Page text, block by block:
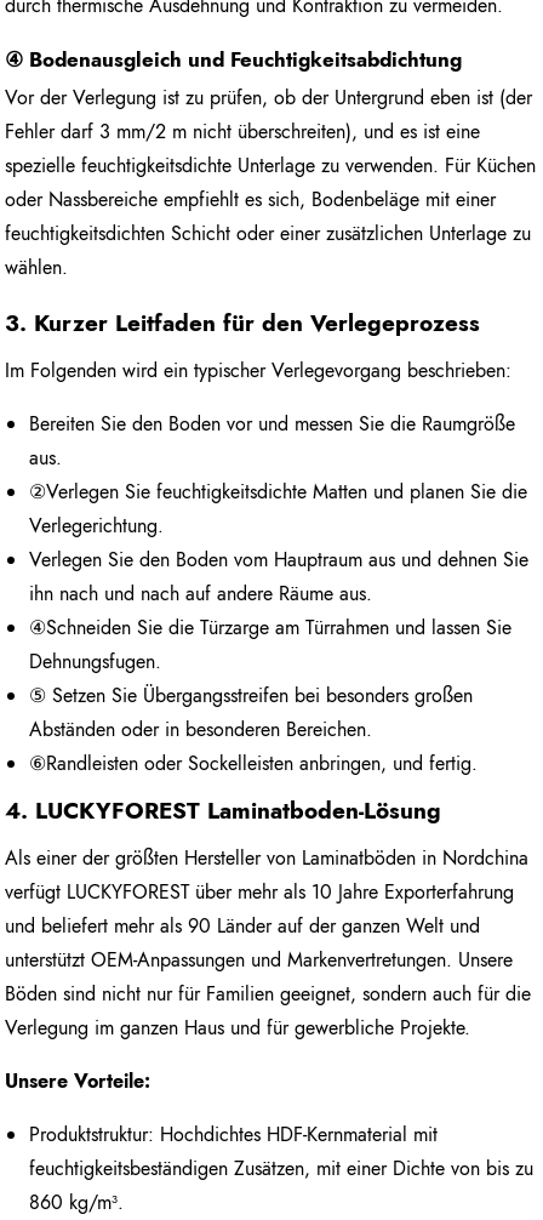
④ Bodenausgleich und Feuchtigkeitsabdichtung
Vor der Verlegung ist zu prüfen, ob der Untergrund eben ist (der
Fehler darf 3 mm/2 m nicht überschreiten), und es ist eine
spezielle feuchtigkeitsdichte Unterlage zu verwenden. Für Küchen
oder Nassbereiche empfiehlt es sich, Bodenbeläge mit einer
feuchtigkeitsdichten Schicht oder einer zusätzlichen Unterlage zu
wählen.
3. Kurzer Leitfaden für den Verlegeprozess
Im Folgenden wird ein typischer Verlegevorgang beschrieben:
Bereiten Sie den Boden vor und messen Sie die Raumgröße
aus.
②Verlegen Sie feuchtigkeitsdichte Matten und planen Sie die
Verlegerichtung.
Verlegen Sie den Boden vom Hauptraum aus und dehnen Sie
ihn nach und nach auf andere Räume aus.
④Schneiden Sie die Türzarge am Türrahmen und lassen Sie
Dehnungsfugen.
⑤ Setzen Sie Übergangsstreifen bei besonders großen
Abständen oder in besonderen Bereichen.
⑥Randleisten oder Sockelleisten anbringen, und fertig.
4. LUCKYFOREST Laminatboden-Lösung
Als einer der größten Hersteller von Laminatböden in Nordchina
verfügt LUCKYFOREST über mehr als 10 Jahre Exporterfahrung
und beliefert mehr als 90 Länder auf der ganzen Welt und
unterstützt OEM-Anpassungen und Markenvertretungen. Unsere
Böden sind nicht nur für Familien geeignet, sondern auch für die
Verlegung im ganzen Haus und für gewerbliche Projekte.
Unsere Vorteile:
Produktstruktur: Hochdichtes HDF-Kernmaterial mit
feuchtigkeitsbeständigen Zusätzen, mit einer Dichte von bis zu
860 kg/m³.